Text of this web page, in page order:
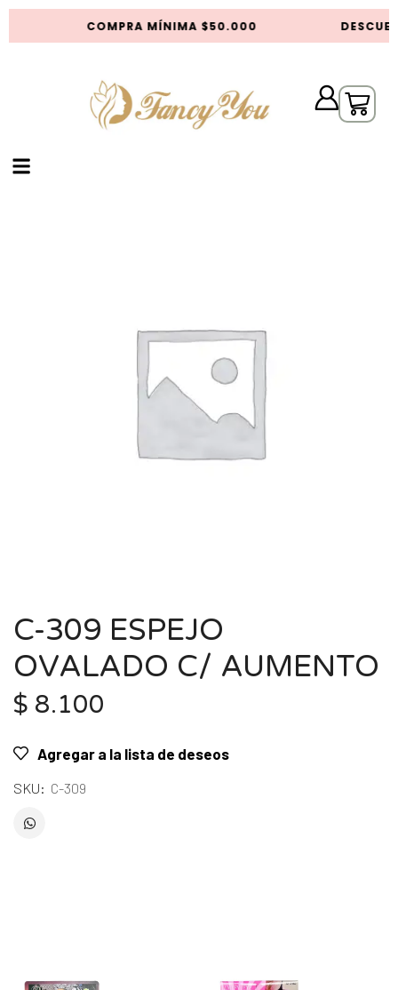
COMPRA MÍNIMA $50.000
C-309 ESPEJO
OVALADO C/ AUMENTO
$ 8.100
Agregar a la lista de deseos
SKU: C-309